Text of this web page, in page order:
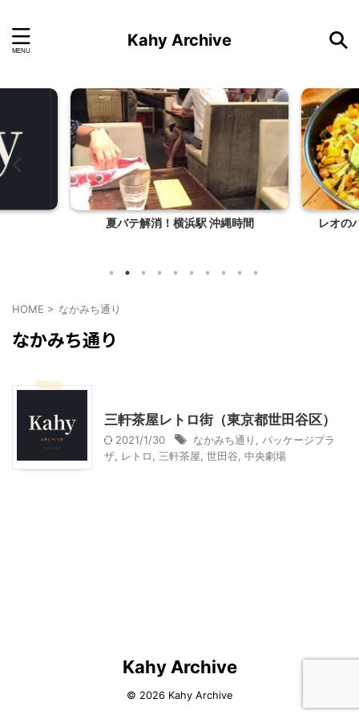
Kahy Archive
夏バテ解消！横浜駅 沖縄時間 レオの
HOME > なかみち通り
なかみち通り
三軒茶屋レトロ街（東京都世田谷区）
2021/1/30 なかみち通り
パッケージプラ
ザ
レトロ 三軒茶屋 世田谷 中央劇場
Kahy Archive
© 2026 Kahy Archive